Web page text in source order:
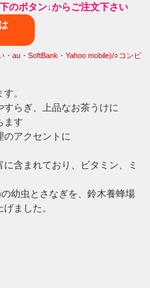
のボタン↓からご注文下さい
au・SoftBank・Yahoo mobile)/○コンビ
。
すらぎ、上品なお茶うけに
ます
のアクセントに
含まれており、ビタミン、ミ
幼虫とさなぎを、鈴木養蜂場
ました。